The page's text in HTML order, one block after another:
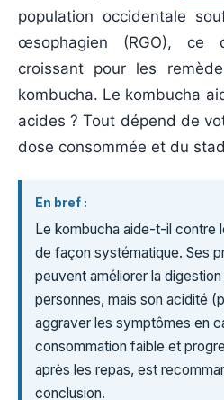
population occidentale
œsophagien (RGO), ce
croissant pour les
kombucha. Le kombucha
acides ? Tout dépend de
dose consommée et du
En bref :
Le kombucha aide-t-il contre
de façon systématique. Ses
peuvent améliorer la
personnes, mais son acidité
aggraver les symptômes en
consommation faible et
après les repas, est
conclusion.